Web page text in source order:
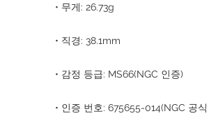
• 무게: 26.73g
• 직경: 38.1mm
• 감정 등급: MS66(NGC 인증)
• 인증 번호: 675655-014(NGC 공